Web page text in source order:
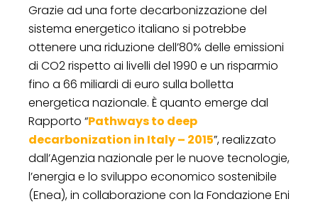
Grazie ad una forte decarbonizzazione del
sistema energetico italiano si potrebbe
ottenere una riduzione dell’80% delle emissioni
di CO2 rispetto ai livelli del 1990 e un risparmio
fino a 66 miliardi di euro sulla bolletta
energetica nazionale. È quanto emerge dal
Rapporto “Pathways to deep
decarbonization in Italy – 2015”, realizzato
dall’Agenzia nazionale per le nuove tecnologie,
l’energia e lo sviluppo economico sostenibile
(Enea), in collaborazione con la Fondazione Eni